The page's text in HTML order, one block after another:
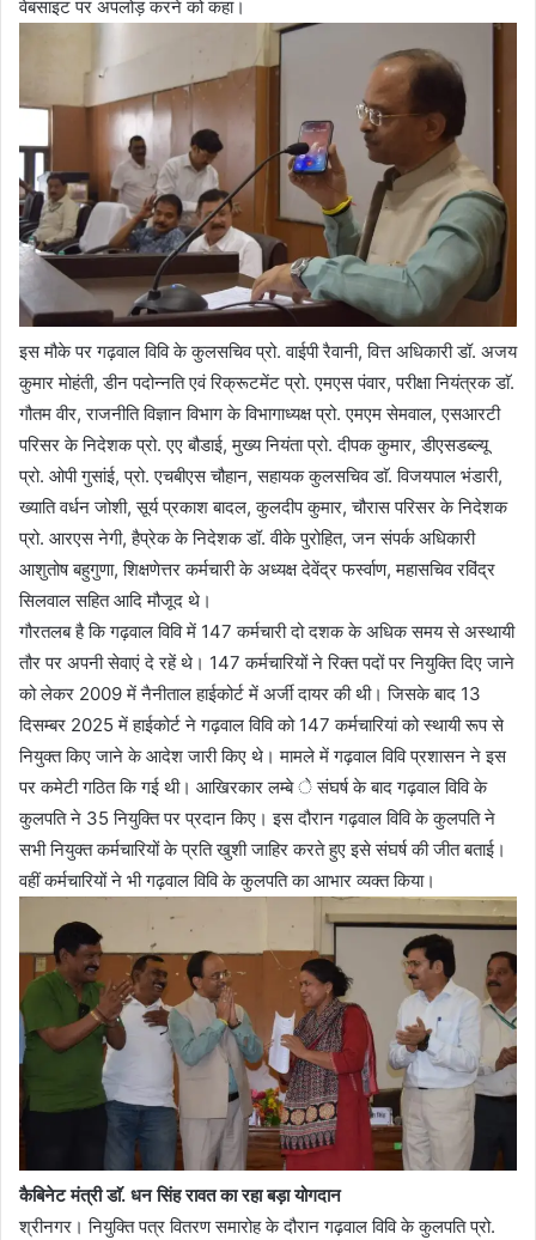
वेबसाइट पर अपलोड़ करने को कहा।
इस मौके पर गढ़वाल विवि के कुलसचिव प्रो. वाईपी रैवानी, वित्त अधिकारी डॉ. अजय
कुमार मोहंती, डीन पदोन्नति एवं रिक्रूटमेंट प्रो. एमएस पंवार, परीक्षा नियंत्रक डाॅ.
गौतम वीर, राजनीति विज्ञान विभाग के विभागाध्यक्ष प्रो. एमएम सेमवाल, एसआरटी
परिसर के निदेशक प्रो. एए बौडाई, मुख्य नियंता प्रो. दीपक कुमार, डीएसडब्ल्यू
प्रो. ओपी गुसांई, प्रो. एचबीएस चौहान, सहायक कुलसचिव डाॅ. विजयपाल भंडारी,
ख्याति वर्धन जोशी, सूर्य प्रकाश बादल, कुलदीप कुमार, चौरास परिसर के निदेशक
प्रो. आरएस नेगी, हैप्रेक के निदेशक डॉ. वीके पुरोहित, जन संपर्क अधिकारी
आशुतोष बहुगुणा, शिक्षणेत्तर कर्मचारी के अध्यक्ष देवेंद्र फर्स्वाण, महासचिव रविंद्र
सिलवाल सहित आदि मौजूद थे।
गौरतलब है कि गढ़वाल विवि में 147 कर्मचारी दो दशक के अधिक समय से अस्थायी
तौर पर अपनी सेवाएं दे रहें थे। 147 कर्मचारियों ने रिक्त पदों पर नियुक्ति दिए जाने
को लेकर 2009 में नैनीताल हाईकोर्ट में अर्जी दायर की थी। जिसके बाद 13
दिसम्बर 2025 में हाईकोर्ट ने गढ़वाल विवि को 147 कर्मचारियां को स्थायी रूप से
नियुक्त किए जाने के आदेश जारी किए थे। मामले में गढ़वाल विवि प्रशासन ने इस
पर कमेटी गठित कि गई थी। आखिरकार लम्बे े संघर्ष के बाद गढ़वाल विवि के
कुलपति ने 35 नियुक्ति पर प्रदान किए। इस दौरान गढ़वाल विवि के कुलपति ने
सभी नियुक्त कर्मचारियों के प्रति खुशी जाहिर करते हुए इसे संघर्ष की जीत बताई।
वहीं कर्मचारियों ने भी गढ़वाल विवि के कुलपति का आभार व्यक्त किया।
कैबिनेट मंत्री डाॅ. धन सिंह रावत का रहा बड़ा योगदान
श्रीनगर। नियुक्ति पत्र वितरण समारोह के दौरान गढ़वाल विवि के कुलपति प्रो.